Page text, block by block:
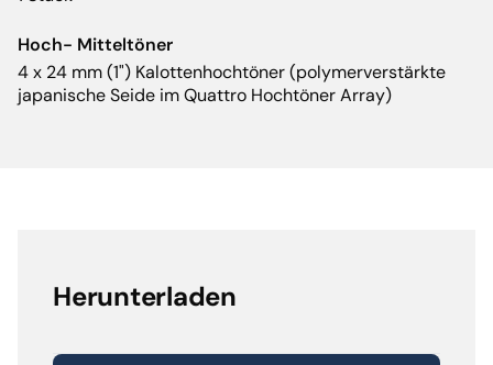
Hoch- Mitteltöner
4 x 24 mm (1") Kalottenhochtöner (polymerverstärkte
japanische Seide im Quattro Hochtöner Array)
Herunterladen